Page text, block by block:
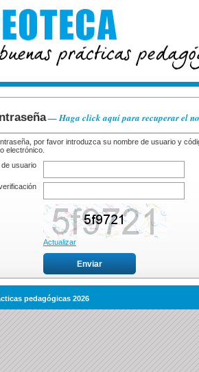
—Haga click aquí para recuperar el
por favor introduzca su nombre de usuario y
electrónico.
de usuario
Actualizar
pedagógicas 2026